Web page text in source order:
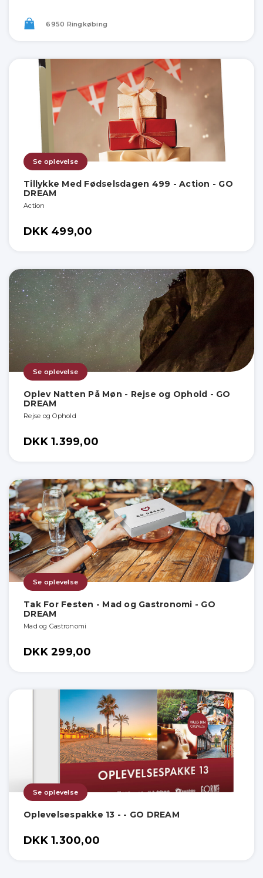
6950 Ringkøbing
Se oplevelse
Tillykke Med Fødselsdagen 499 - Action - GO
DREAM
Action
DKK 499,00
Se oplevelse
Oplev Natten På Møn - Rejse og Ophold - GO
DREAM
Rejse og Ophold
DKK 1.399,00
Se oplevelse
Tak For Festen - Mad og Gastronomi - GO
DREAM
Mad og Gastronomi
DKK 299,00
Se oplevelse
Oplevelsespakke 13 - - GO DREAM
DKK 1.300,00